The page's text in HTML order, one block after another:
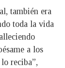
también era
toda la vida
a los
reciba”,